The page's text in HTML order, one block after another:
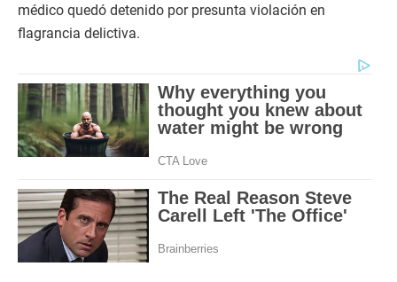
médico quedó detenido por presunta violación en
flagrancia delictiva.